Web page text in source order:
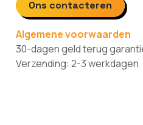
Ons contacteren
Algemene voorwaarden
30-dagen geld terug
Verzending: 2-3 werkdagen